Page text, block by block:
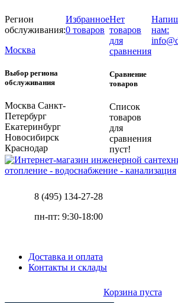
Регион
обслуживания:
Москва
Выбор региона
обслуживания
Москва Санкт-
Петербург
Екатеринбург
Новосибирск
Краснодар
Избранное
0 товаров
Нет
товаров
для
сравнения
Сравнение
товаров
Список
товаров
для
сравнения
пуст!
нам:
отопление - водоснабжение - канализация
8 (495) 134-27-28
пн-пт: 9:30-18:00
Доставка и оплата
Контакты и склады
Корзина пуста